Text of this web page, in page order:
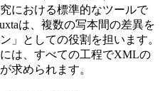
における標準的なツールで
は、複数の写本間の差異を
」としての役割を担います。
は、すべての工程でXMLの
求められます。